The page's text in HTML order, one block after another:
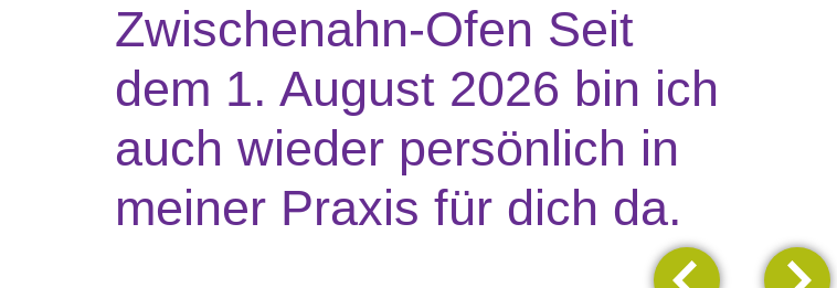
Zwischenahn-Ofen Seit
dem 1. August 2026 bin ich
auch wieder persönlich in
meiner Praxis für dich da.